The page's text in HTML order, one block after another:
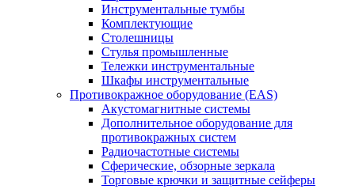
Инструментальные тумбы
Комплектующие
Столешницы
Стулья промышленные
Тележки инструментальные
Шкафы инструментальные
Противокражное оборудование (EAS)
Акустомагнитные системы
Дополнительное оборудование для
противокражных систем
Радиочастотные системы
Сферические, обзорные зеркала
Торговые крючки и защитные сейферы